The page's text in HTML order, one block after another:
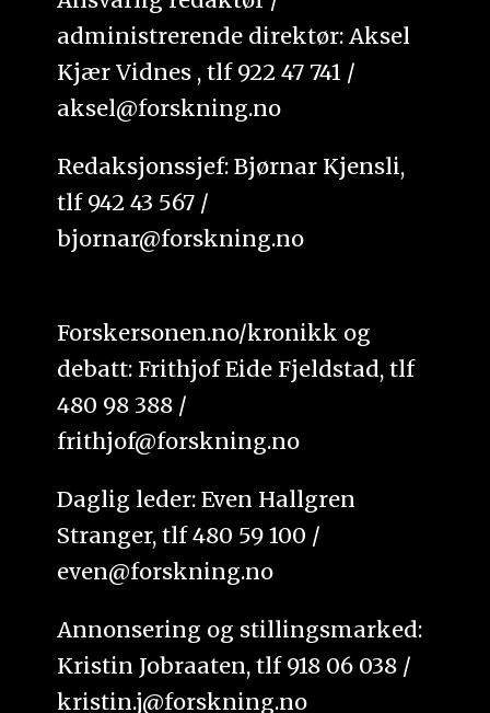
administrerende direktør: Aksel
Kjær Vidnes , tlf 922 47 741 /
aksel@forskning.no
Redaksjonssjef: Bjørnar Kjensli,
tlf 942 43 567 /
bjornar@forskning.no
Forskersonen.no/kronikk og
debatt: Frithjof Eide Fjeldstad, tlf
480 98 388 /
frithjof@forskning.no
Daglig leder: Even Hallgren
Stranger, tlf 480 59 100 /
even@forskning.no
Annonsering og stillingsmarked:
Kristin Jobraaten, tlf 918 06 038 /
kristin.j@forskning.no